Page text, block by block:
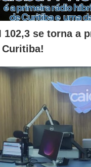
102,3 se torna a
Curitiba!